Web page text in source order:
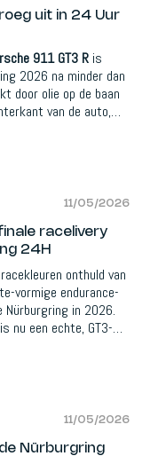
uit in 24 Uur
911 GT3 R is
2026 na minder dan
door olie op de baan
van de auto,
om verder te rijden.
11/05/2026
racelivery
24H
onthuld van
vormige endurance-
Nürburgring in 2026.
nu een echte, GT3-
silhouetten
11/05/2026
Nürburgring